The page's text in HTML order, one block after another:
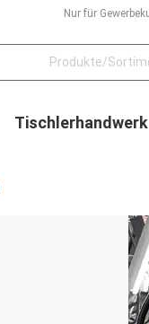
Nur für
Tischlerhandwerk